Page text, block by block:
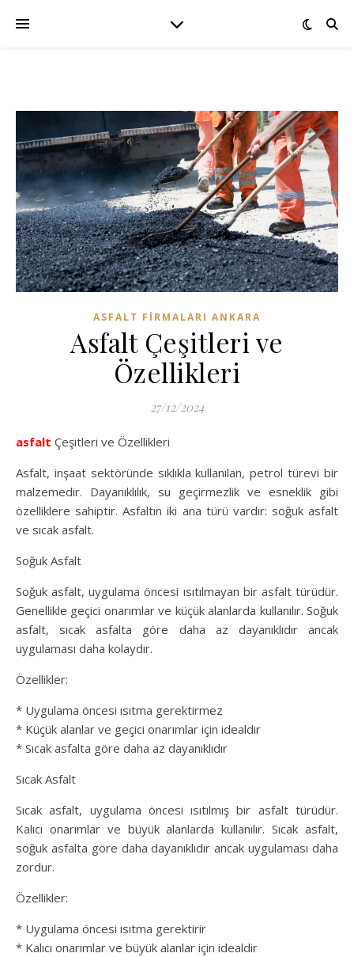
ASFALT FIRMALARI ANKARA
Asfalt Çeşitleri ve
Özellikleri
27/12/2024
asfalt Çeşitleri ve Özellikleri
Asfalt, inşaat sektöründe sıklıkla kullanılan, petrol türevi bir
malzemedir. Dayanıklılık, su geçirmezlik ve esneklik gibi
özelliklere sahiptir. Asfaltın iki ana türü vardır: soğuk asfalt
ve sıcak asfalt.
Soğuk Asfalt
Soğuk asfalt, uygulama öncesi ısıtılmayan bir asfalt türüdür.
Genellikle geçici onarımlar ve küçük alanlarda kullanılır. Soğuk
asfalt, sıcak asfalta göre daha az dayanıklıdır ancak
uygulaması daha kolaydır.
Özellikler:
* Uygulama öncesi ısıtma gerektirmez
* Küçük alanlar ve geçici onarımlar için idealdir
* Sıcak asfalta göre daha az dayanıklıdır
Sıcak Asfalt
Sıcak asfalt, uygulama öncesi ısıtılmış bir asfalt türüdür.
Kalıcı onarımlar ve büyük alanlarda kullanılır. Sıcak asfalt,
soğuk asfalta göre daha dayanıklıdır ancak uygulaması daha
zordur.
Özellikler:
* Uygulama öncesi ısıtma gerektirir
* Kalıcı onarımlar ve büyük alanlar için idealdir